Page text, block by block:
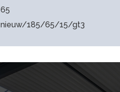
65
nieuw/185/65/15/gt3